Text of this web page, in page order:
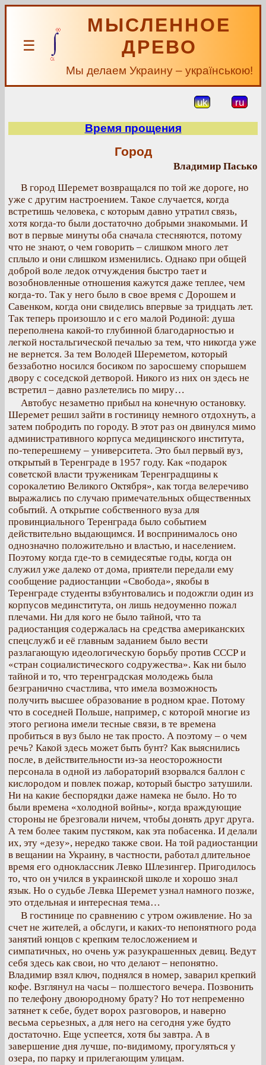
☰
МЫСЛЕННОЕ
ДРЕВО
Мы делаем Украину – українською!
uk ru
Время прощения
Город
Владимир Пасько
В город Шеремет возвращался по той же дороге, но
уже с другим настроением. Такое случается, когда
встретишь человека, с которым давно утратил связь,
хотя когда-то были достаточно добрыми знакомыми. И
вот в первые минуты оба сначала стесняются, потому
что не знают, о чем говорить – слишком много лет
сплыло и они слишком изменились. Однако при общей
доброй воле ледок отчуждения быстро тает и
возобновленные отношения кажутся даже теплее, чем
когда-то. Так у него было в свое время с Дорошем и
Савенком, когда они свиделись впервые за тридцать лет.
Так теперь произошло и с его малой Родиной: душа
переполнена какой-то глубинной благодарностью и
легкой ностальгической печалью за тем, что никогда уже
не вернется. За тем Володей Шереметом, который
беззаботно носился босиком по заросшему спорышем
двору с соседской детворой. Никого из них он здесь не
встретил – давно разлетелись по миру…
Автобус незаметно прибыл на конечную остановку.
Шеремет решил зайти в гостиницу немного отдохнуть, а
затем побродить по городу. В этот раз он двинулся мимо
административного корпуса медицинского института,
по-теперешнему – университета. Это был первый вуз,
открытый в Теренграде в 1957 году. Как «подарок
советской власти труженикам Теренградщины к
сорокалетию Великого Октября», как тогда велеречиво
выражались по случаю примечательных общественных
событий. А открытие собственного вуза для
провинциального Теренграда было событием
действительно выдающимся. И воспринималось оно
однозначно положительно и властью, и населением.
Поэтому когда где-то в семидесятые годы, когда он
служил уже далеко от дома, приятели передали ему
сообщение радиостанции «Свобода», якобы в
Теренграде студенты взбунтовались и подожгли один из
корпусов мединститута, он лишь недоуменно пожал
плечами. Ни для кого не было тайной, что та
радиостанция содержалась на средства американских
спецслужб и её главным заданием было вести
разлагающую идеологическую борьбу против СССР и
«стран социалистического содружества». Как ни было
тайной и то, что теренградская молодежь была
безгранично счастлива, что имела возможность
получить высшее образование в родном крае. Потому
что в соседней Польше, например, с которой многие из
этого региона имели тесные связи, в те времена
пробиться в вуз было не так просто. А поэтому – о чем
речь? Какой здесь может быть бунт? Как выяснились
после, в действительности из-за неосторожности
персонала в одной из лабораторий взорвался баллон с
кислородом и повлек пожар, который быстро затушили.
Ни на какие беспорядки даже намека не было. Но то
были времена «холодной войны», когда враждующие
стороны не брезговали ничем, чтобы донять друг друга.
А тем более таким пустяком, как эта побасенка. И делали
их, эту «дезу», нередко также свои. На той радиостанции
в вещании на Украину, в частности, работал длительное
время его одноклассник Левко Шлезингер. Пригодилось
то, что он учился в украинской школе и хорошо знал
язык. Но о судьбе Левка Шеремет узнал намного позже,
это отдельная и интересная тема…
В гостинице по сравнению с утром оживление. Но за
счет не жителей, а обслуги, и каких-то непонятного рода
занятий юнцов с крепким телосложением и
симпатичных, но очень уж разукрашенных девиц. Ведут
себя здесь как свои, но что делают – непонятно.
Владимир взял ключ, поднялся в номер, заварил крепкий
кофе. Взглянул на часы – полшестого вечера. Позвонить
по телефону двоюродному брату? Но тот непременно
затянет к себе, будет ворох разговоров, и наверно
весьма серьезных, а для него на сегодня уже будто
достаточно. Еще успеется, хотя бы завтра. А в
завершение дня лучше, по-видимому, прогуляться у
озера, по парку и прилегающим улицам.